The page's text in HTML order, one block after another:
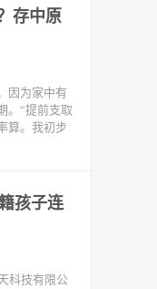
存中原
因为家中有
。“提前支取
算。我初步
孩子连
科技有限公